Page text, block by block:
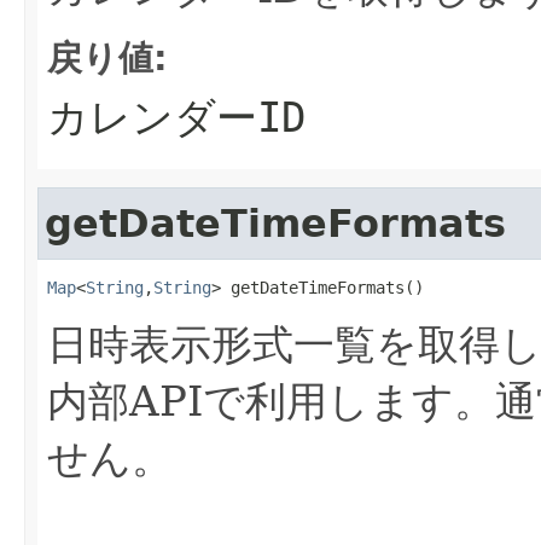
戻り値:
カレンダーID
getDateTimeFormats
Map<String ,String> getDateTimeFormats()
日時表示形式一覧を取得
内部APIで利用します。
せん。